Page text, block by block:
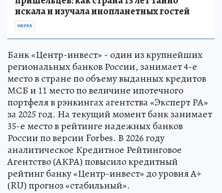
искала и изучала инопланетных гостей
НАУКА
Банк «Центр-инвест» - один из крупнейших
региональных банков России, занимает 4-е
место в стране по объему выданных кредитов
МСБ и 11 место по величине ипотечного
портфеля в рэнкингах агентства «Эксперт РА»
за 2025 год. На текущий момент банк занимает
35-е место в рейтинге надежных банков
России по версии Forbes. В 2026 году
аналитическое Кредитное Рейтинговое
Агентство (АКРА) повысило кредитный
рейтинг банку «Центр-инвест» до уровня А+
(RU) прогноз «стабильный».